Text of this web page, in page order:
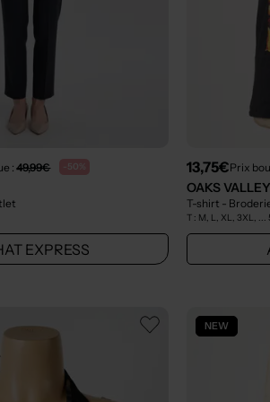
:49,99€ -50%
EXPRESS
13,75€Prix
OAKS
T-shirt -
T : M, L, XL, 3XL, ...
NEW